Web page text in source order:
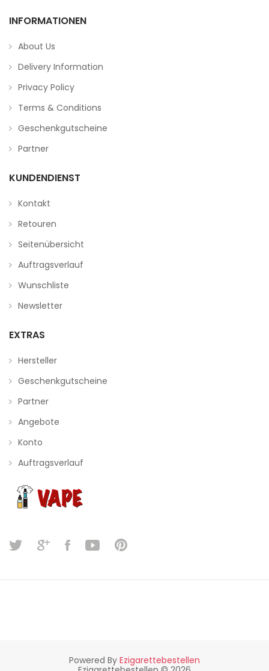
INFORMATIONEN
About Us
Delivery Information
Privacy Policy
Terms & Conditions
Geschenkgutscheine
Partner
KUNDENDIENST
Kontakt
Retouren
Seitenübersicht
Auftragsverlauf
Wunschliste
Newsletter
EXTRAS
Hersteller
Geschenkgutscheine
Partner
Angebote
Konto
Auftragsverlauf
Powered By Ezigarettebestellen